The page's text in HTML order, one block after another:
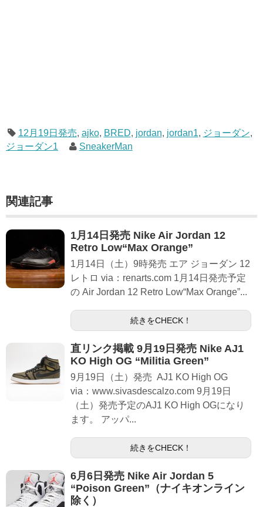
12月19日発売, ajko, BRED, jordan, jordan1, ジョーダン,
ジョーダン1
SneakerMan
関連記事
1月14日発売 Nike Air Jordan 12
Retro Low“Max Orange”
1月14日（土）9時発売 エア ジョーダン 12
レトロ via：renarts.com 1月14日発売予定
の Air Jordan 12 Retro Low“Max Orange”...
続きをCHECK！
直リンク掲載 9月19日発売 Nike AJ1
KO High OG “Militia Green”
9月19日（土）発売 AJ1 KO High OG
via：www.sivasdescalzo.com 9月19日
（土）発売予定のAJ1 KO High OGになり
ます。 アッパ...
続きをCHECK！
6月6日発売 Nike Air Jordan 5
“Poison Green”（ナイキオンライン
除く）